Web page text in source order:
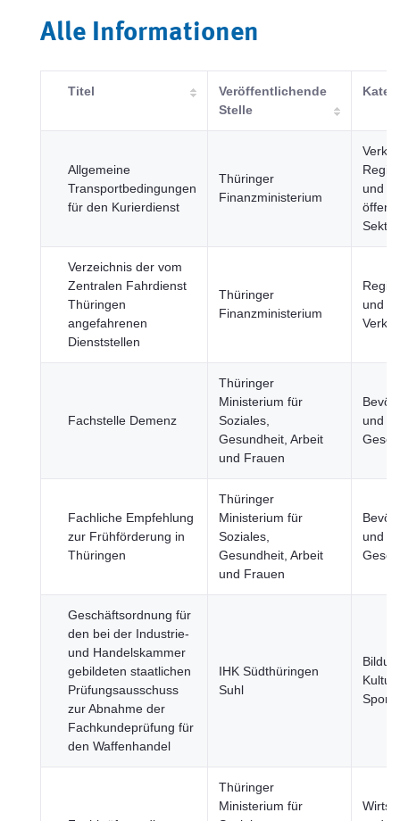
Alle Informationen
Titel
Veröffentlichende
Stelle
Allgemeine
Transportbedingungen
für den Kurierdienst
Thüringer
Finanzministerium
und
Sektor
Verzeichnis der vom
Zentralen Fahrdienst
Thüringen
angefahrenen
Dienststellen
Thüringer
Finanzministerium
und
Fachstelle Demenz
Thüringer
Ministerium für
Soziales,
Gesundheit, Arbeit
und Frauen
und
Fachliche Empfehlung
zur Frühförderung in
Thüringen
Thüringer
Ministerium für
Soziales,
Gesundheit, Arbeit
und Frauen
und
Geschäftsordnung für
den bei der Industrie-
und Handelskammer
gebildeten staatlichen
Prüfungsausschuss
zur Abnahme der
Fachkundeprüfung für
den Waffenhandel
IHK Südthüringen
Suhl
Kultur
Sport
Thüringer
Ministerium für